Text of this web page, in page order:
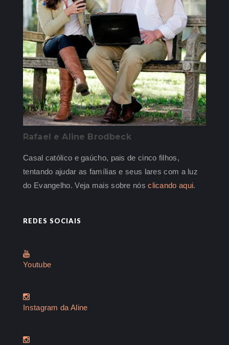
Rafael e Aline Brodbeck
Casal católico e gaúcho, pais de cinco filhos,
tentando ajudar as famílias e seus lares com a luz
do Evangelho. Veja mais sobre nósclicando aqui.
REDES SOCIAIS
Youtube
Instagram da Aline